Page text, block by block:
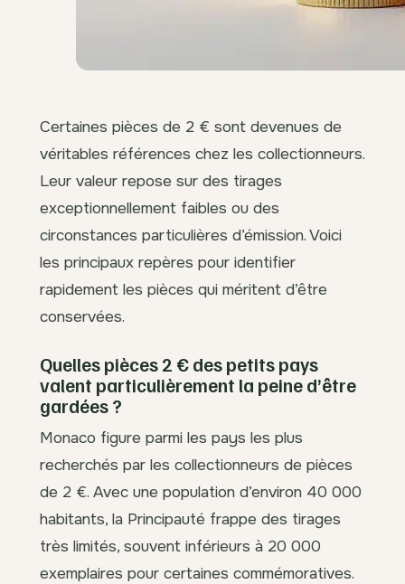
Certaines pièces de 2 € sont devenues de
véritables références chez les collectionneurs.
Leur valeur repose sur des tirages
exceptionnellement faibles ou des
circonstances particulières d’émission. Voici
les principaux repères pour identifier
rapidement les pièces qui méritent d’être
conservées.
Quelles pièces 2 € des petits pays
valent particulièrement la peine d’être
gardées ?
Monaco figure parmi les pays les plus
recherchés par les collectionneurs de pièces
de 2 €. Avec une population d’environ 40 000
habitants, la Principauté frappe des tirages
très limités, souvent inférieurs à 20 000
exemplaires pour certaines commémoratives.